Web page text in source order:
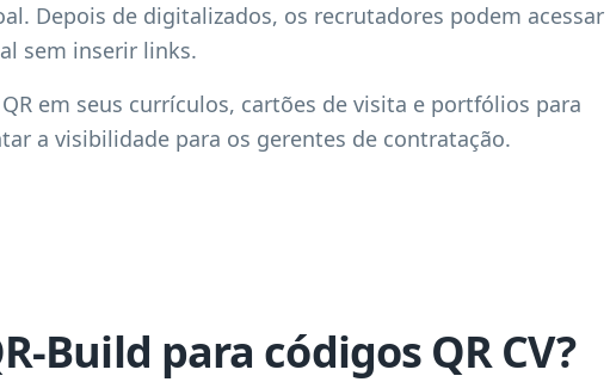
Depois de digitalizados, os recrutadores podem acessar
sem inserir links.
em seus currículos, cartões de visita e portfólios para
a visibilidade para os gerentes de contratação.
Build para códigos QR CV?